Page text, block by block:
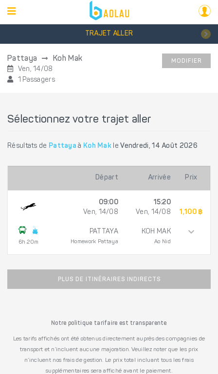
TRAJET ALLER
Pattaya Koh Mak
Ven, 14/08
1 Passagers
MODIFIER
Sélectionnez votre trajet aller
Résultats de Pattaya à Koh Mak le Vendredi, 14 Août 2026
Départ Arrivée Prix
6h 20m
09:00
Ven, 14/08
PATTAYA
Homework Pattaya
15:20
Ven, 14/08
KOH MAK
Ao Nid
1,100 ฿
PLUS DE ITINÉRAIRES INDIRECTS
Notre politique tarifaire est transparente
Les tarifs affichés ont été obtenus directement auprès des compagnies de
transport et n’incluent aucune majoration. Veuillez noter que les prix
n’incluent nos frais de gestion. Le prix total incluant tous les frais
supplémentaires sera affiché avant le paiement.